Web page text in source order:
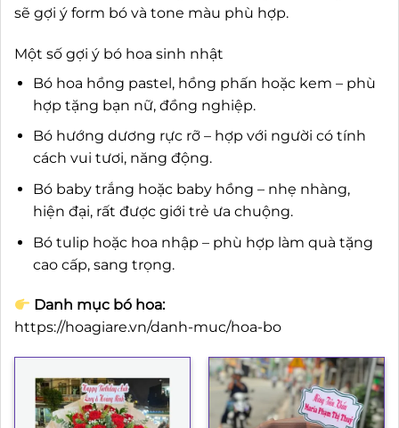
sẽ gợi ý form bó và tone màu phù hợp.
Một số gợi ý bó hoa sinh nhật
Bó hoa hồng pastel, hồng phấn hoặc kem – phù
hợp tặng bạn nữ, đồng nghiệp.
Bó hướng dương rực rỡ – hợp với người có tính
cách vui tươi, năng động.
Bó baby trắng hoặc baby hồng – nhẹ nhàng,
hiện đại, rất được giới trẻ ưa chuộng.
Bó tulip hoặc hoa nhập – phù hợp làm quà tặng
cao cấp, sang trọng.
Danh mục bó hoa:
https://hoagiare.vn/danh-muc/hoa-bo